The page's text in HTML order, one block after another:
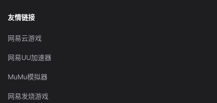
友情链接
网易云游戏
网易UU加速器
MuMu模拟器
网易发烧游戏